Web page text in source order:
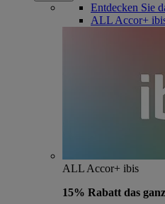
Entdecken Sie
ALL Accor+
ALL Accor+ ibis
15% Rabatt das